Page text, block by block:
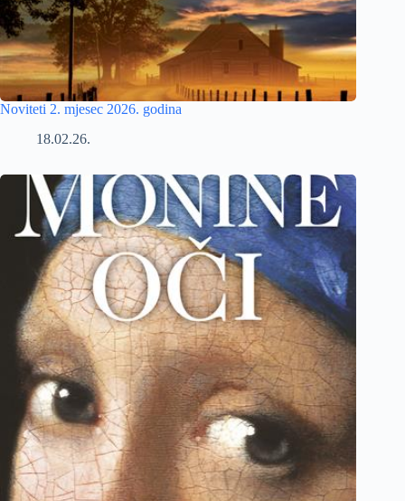
Noviteti 2. mjesec 2026. godina
18.02.26.